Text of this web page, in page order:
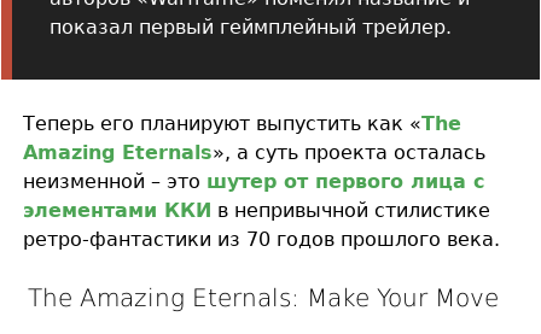
показал первый геймплейный трейлер.
Теперь его планируют выпустить как «The
Amazing Eternals», а суть проекта осталась
неизменной – это шутер от первого лица с
элементами ККИ в непривычной стилистике
ретро-фантастики из 70 годов прошлого века.
The Amazing Eternals: Make Your Move